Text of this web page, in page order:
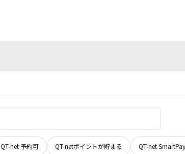
QT-net 予約可 QT-netポイントが貯まる QT-net